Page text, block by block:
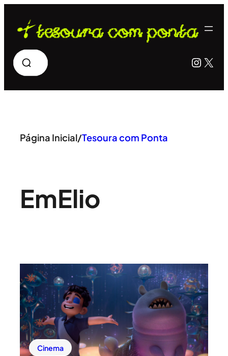
para
conteúdo
Pesquisar X
Página Inicial/Tesoura com Ponta
EmElio
Cinema